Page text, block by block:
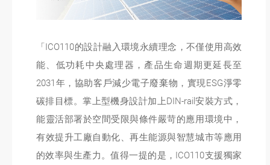
「ICO110的設計融入環境永續理念，不僅使用高效
能、低功耗中央處理器，產品生命週期更延長至
2031年，協助客戶減少電子廢棄物，實現ESG淨零
碳排目標。掌上型機身設計加上DIN-rail安裝方式，
能靈活部署於空間受限與條件嚴苛的應用環境中，
有效提升工廠自動化、再生能源與智慧城市等應用
的效率與生產力。值得一提的是，ICO110支援獨家